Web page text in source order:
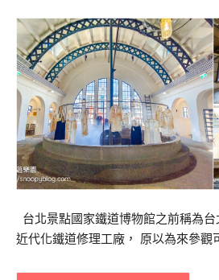
台北景點國家鐵道博物館之前稱為
近代化鐵道修理工廠， 原以為來參